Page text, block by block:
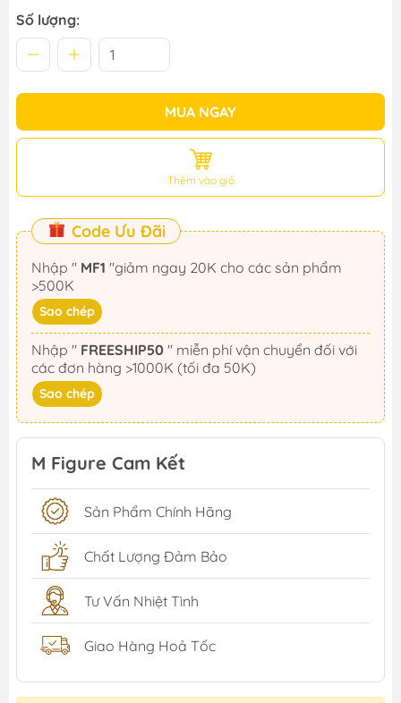
Số lượng:
MUA NGAY
Thêm vào giỏ
Code Ưu Đãi
Nhập " MF1
>500K
Sao chép
Nhập " FREESHIP50
các đơn hàng >1000K (tối đa 50K)
Sao chép
M Figure Cam Kết
Sản Phẩm Chính Hãng
Chất Lượng Đảm Bảo
Tư Vấn Nhiệt Tình
Giao Hàng Hoả Tốc